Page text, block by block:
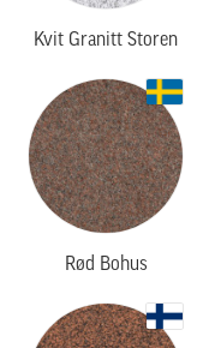
Kvit Granitt Storen
Rød Bohus